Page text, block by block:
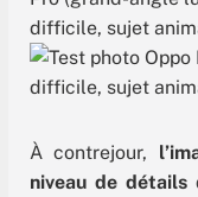
À contrejour,
niveau de détails